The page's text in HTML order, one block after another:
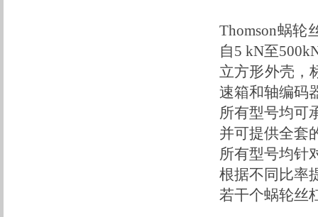
Thomson蜗轮
自5 kN至
立方形外壳，
速箱和轴编码
所有型号均可
并可提供全套
所有型号均针
根据不同比率
若干个蜗轮丝